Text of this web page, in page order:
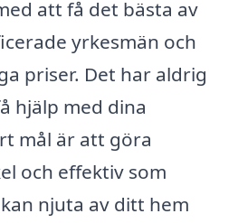
att få det bästa av
yrkesmän och
priser. Det har aldrig
hjälp med dina
mål är att göra
och effektiv som
njuta av ditt hem